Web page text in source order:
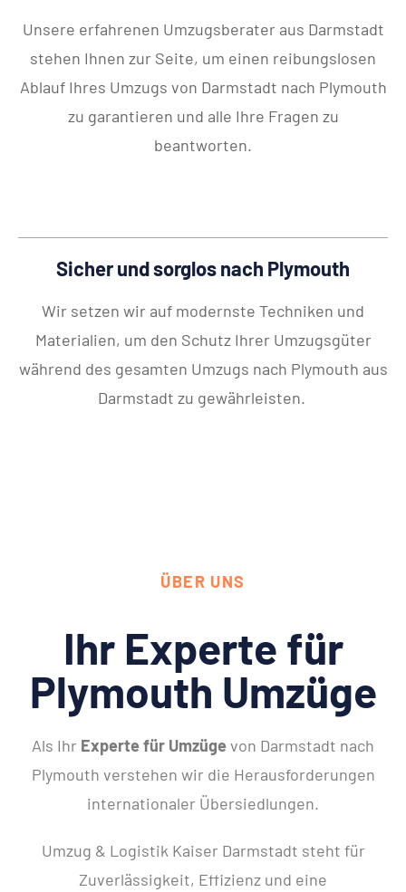
Unsere erfahrenen Umzugsberater aus Darmstadt
stehen Ihnen zur Seite, um einen reibungslosen
Ablauf Ihres Umzugs von Darmstadt nach Plymouth
zu garantieren und alle Ihre Fragen zu
beantworten.
Sicher und sorglos nach Plymouth
Wir setzen wir auf modernste Techniken und
Materialien, um den Schutz Ihrer Umzugsgüter
während des gesamten Umzugs nach Plymouth aus
Darmstadt zu gewährleisten.
ÜBER UNS
Ihr Experte für
Plymouth Umzüge
Als Ihr Experte für Umzüge von Darmstadt nach
Plymouth verstehen wir die Herausforderungen
internationaler Übersiedlungen.
Umzug & Logistik Kaiser Darmstadt steht für
Zuverlässigkeit, Effizienz und eine